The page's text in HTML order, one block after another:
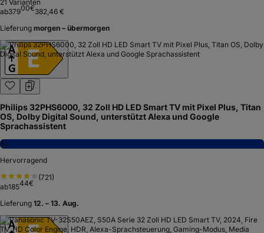
21 Varianten
ab37900€382,46 €
Lieferung morgen – übermorgen
Philips 32PHS6000, 32 Zoll HD LED Smart TV mit Pixel Plus, Titan
OS, Dolby Digital Sound, unterstützt Alexa und Google
Sprachassistent
8,1
Hervorragend
(721)
ab18544€
Lieferung 12. – 13. Aug.